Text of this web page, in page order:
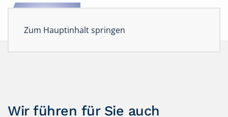
Zum Hauptinhalt springen
Wir führen für Sie auch